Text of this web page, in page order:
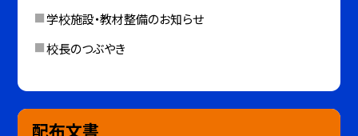
学校施設・教材整備のお知らせ
校長のつぶやき
配布文書